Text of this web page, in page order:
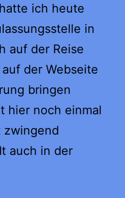
ich heute
in
auf der Reise
der Webseite
bringen
hier noch einmal
zwingend
auch in der